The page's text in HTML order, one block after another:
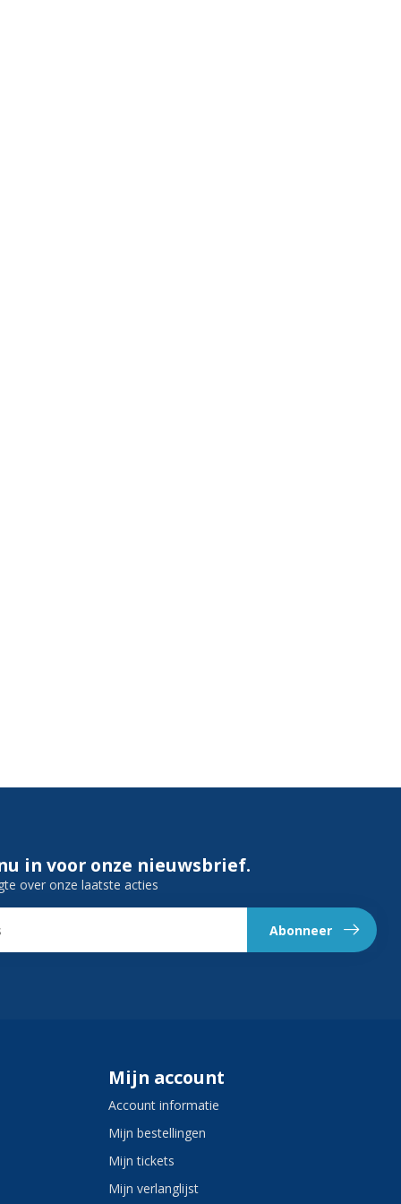
in voor onze nieuwsbrief.
over onze laatste acties
Abonneer
Mijn account
Account informatie
Mijn bestellingen
Mijn tickets
Mijn verlanglijst